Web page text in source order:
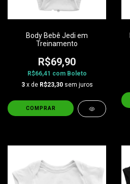
Body Bebê Jedi em
Treinamento
R$69,90
R$66,41 com Boleto
3 x de R$23,30 sem juros
COMPRAR